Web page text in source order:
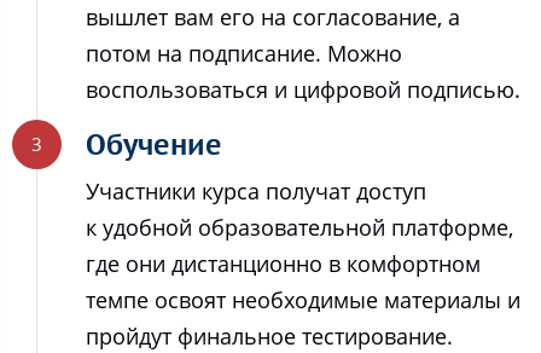
вышлет вам его на согласование, а
потом на подписание. Можно
воспользоваться и цифровой подписью.
Обучение
Участники курса получат доступ
к удобной образовательной платформе,
где они дистанционно в комфортном
темпе освоят необходимые материалы и
пройдут финальное тестирование.